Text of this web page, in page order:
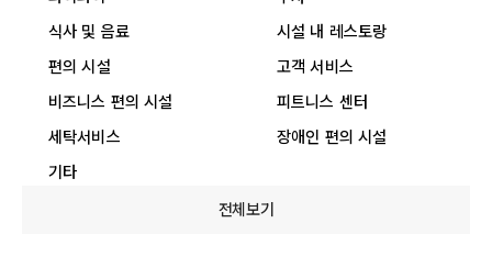
식사 및 음료
시설 내 레스토랑
편의 시설
고객 서비스
비즈니스 편의 시설
피트니스 센터
세탁서비스
장애인 편의 시설
기타
전체보기